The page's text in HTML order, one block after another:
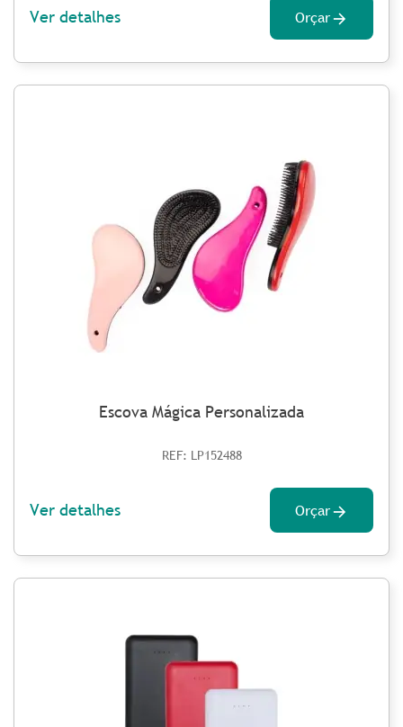
Ver detalhes Orçar
Escova Mágica Personalizada
REF: LP152488
Ver detalhes Orçar